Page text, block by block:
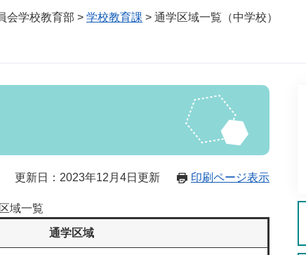
索
会学校教育部 > 学校教育課 > 通学区域一覧（中学校）
更新日：2023年12月4日更新 印刷ページ表示
域一覧
通学区域